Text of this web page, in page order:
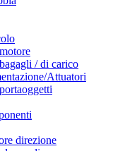
/ di carico
Attuatori
direzione